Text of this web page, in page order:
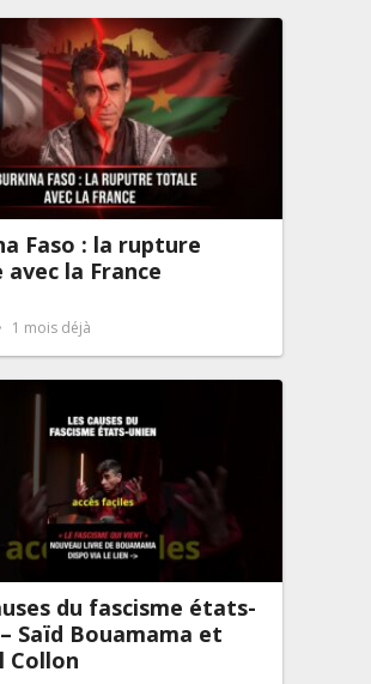
Faso : la rupture
la France
1 mois déjà
du fascisme états-
Saïd Bouamama et
Collon